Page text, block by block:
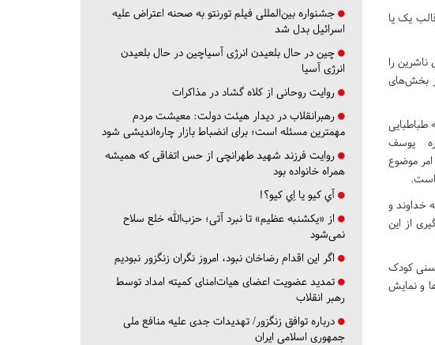
یک یا
را
بخش‌های
طباطبایی
یوسف
موضوع
است.
خداوند و
از این
سنی کودک
و نمایش
جشنواره بین‌المللی فیلم تورنتو به صحنه اعتراض علیه
اسرائیل بدل شد
چین در حال بلعیدن انرژی آسیاچین در حال بلعیدن
انرژی آسیا
روایت روحانی از کلاه گشاد در مذاکرات
رهبرانقلاب در دیدار هیئت دولت: معیشت مردم
مهمترین مسئله است؛ برای انضباط بازار چاره‌اندیشی شود
روایت فرزند شهید طهرانچی از حس اتفاقی که همیشه
همراه خانواده بود
آي كيو يا اِي كيو؟!
از «یکشنبه عظیم» تا نبرد آتی؛ حزب‌الله خلع سلاح
نمی‌شود
اگر این اقدام رضاخان نبود، امروز نگران زنگزور نبودیم
تمدید عضویت اعضای هیات‌امنای کمیته امداد توسط
رهبر انقلاب
درباره توافق زنگزور/ تهدیدات جدی علیه منافع ملی
جمهوری اسلامی ایران